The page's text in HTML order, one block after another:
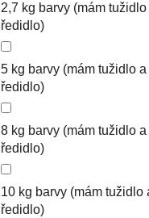
2,7 kg barvy (mám tužidlo
ředidlo)
5 kg barvy (mám tužidlo a
ředidlo)
8 kg barvy (mám tužidlo a
ředidlo)
10 kg barvy (mám tužidlo
ředidlo)